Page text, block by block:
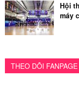
Hội
máy
THEO DÕI FANPAGE